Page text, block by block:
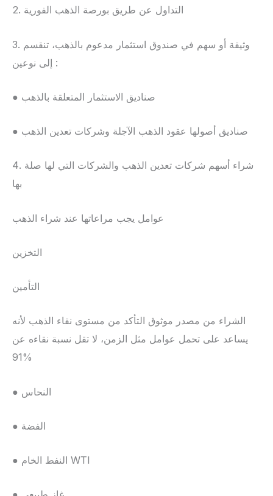
2. التداول عن طريق بورصة الذهب الفورية
3. وثيقة أو سهم في صندوق استثمار مدعوم بالذهب، تنقسم
إلى نوعين :
● صناديق الاستثمار المتعلقة بالذهب
● صناديق أصولها عقود الذهب الآجلة وشركات تعدين الذهب
4. شراء أسهم شركات تعدين الذهب والشركات التي لها صلة
بها
عوامل يجب مراعاتها عند شراء الذهب
التخزين
التأمين
الشراء من مصدر موثوق التأكد من مستوى نقاء الذهب لأنه
يساعد على تحمل عوامل مثل الزمن، لا تقل نسبة نقاءه عن
91%
● النحاس
● الفضة
● النفط الخام WTI